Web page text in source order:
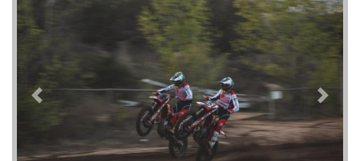
Предыдущий